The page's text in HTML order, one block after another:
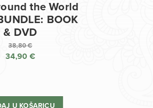
the World
BOOK
& DVD
38,80€
Izvorna
je:
34,90 €
je:
U KOŠARICU